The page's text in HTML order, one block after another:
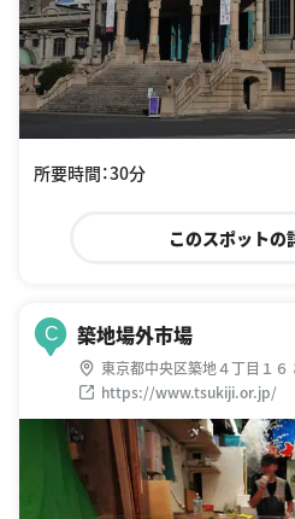
所要時間：30分
このスポットの
C 築地場外市場
東京都中央区築地４丁目１６
https://www.tsukiji.or.jp/